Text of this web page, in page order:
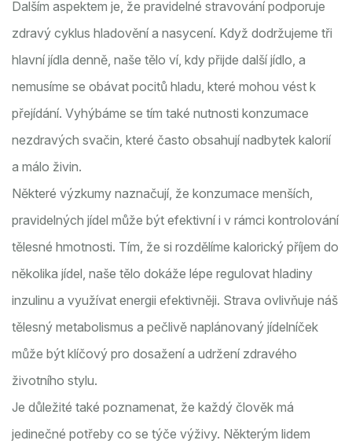
Dalším aspektem je, že pravidelné stravování podporuje
zdravý cyklus hladovění a nasycení. Když dodržujeme tři
hlavní jídla denně, naše tělo ví, kdy přijde další jídlo, a
nemusíme se obávat pocitů hladu, které mohou vést k
přejídání. Vyhýbáme se tím také nutnosti konzumace
nezdravých svačin, které často obsahují nadbytek kalorií
a málo živin.
Některé výzkumy naznačují, že konzumace menších,
pravidelných jídel může být efektivní i v rámci kontrolování
tělesné hmotnosti. Tím, že si rozdělíme kalorický příjem do
několika jídel, naše tělo dokáže lépe regulovat hladiny
inzulinu a využívat energii efektivněji. Strava ovlivňuje náš
tělesný metabolismus a pečlivě naplánovaný jídelníček
může být klíčový pro dosažení a udržení zdravého
životního stylu.
Je důležité také poznamenat, že každý člověk má
jedinečné potřeby co se týče výživy. Některým lidem